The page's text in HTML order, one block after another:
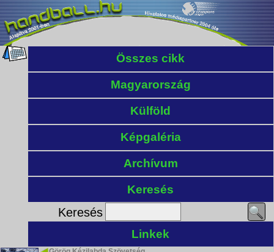
Összes cikk
Magyarország
Külföld
Képgaléria
Archívum
Keresés
Keresés
Linkek